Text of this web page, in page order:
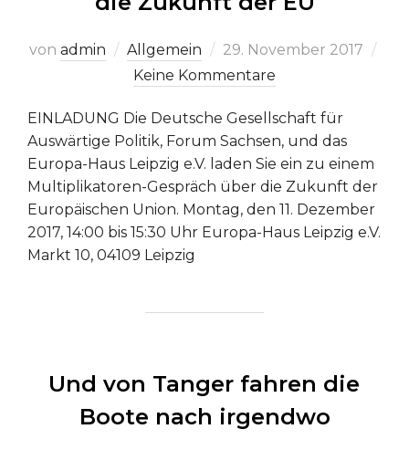
von admin Allgemein
Veröffentlicht
am
29. November 2017
Keine Kommentare
EINLADUNG Die Deutsche Gesellschaft für
Auswärtige Politik, Forum Sachsen, und das
Europa-Haus Leipzig e.V. laden Sie ein zu einem
Multiplikatoren-Gespräch über die Zukunft der
Europäischen Union. Montag, den 11. Dezember
2017, 14:00 bis 15:30 Uhr Europa-Haus Leipzig e.V.
Markt 10, 04109 Leipzig
Und von Tanger fahren die
Boote nach irgendwo